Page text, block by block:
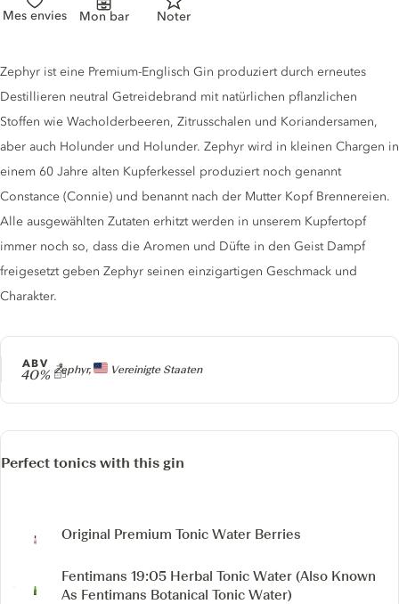
Mes envies Mon bar Noter
Producer
Zephyr, Vereinigte Staaten
ABV
40%
Gin description
Zephyr ist eine Premium-Englisch Gin produziert durch erneutes
Destillieren neutral Getreidebrand mit natürlichen pflanzlichen
Stoffen wie Wacholderbeeren, Zitrusschalen und Koriandersamen,
aber auch Holunder und Holunder. Zephyr wird in kleinen Chargen in
einem 60 Jahre alten Kupferkessel produziert noch genannt
Constance (Connie) und benannt nach der Mutter Kopf Brennereien.
Alle ausgewählten Zutaten erhitzt werden in unserem Kupfertopf
immer noch so, dass die Aromen und Düfte in den Geist Dampf
freigesetzt geben Zephyr seinen einzigartigen Geschmack und
Charakter.
Perfect tonics with this gin
Original Premium Tonic Water Berries
Fentimans 19:05 Herbal Tonic Water (Also Known
As Fentimans Botanical Tonic Water)